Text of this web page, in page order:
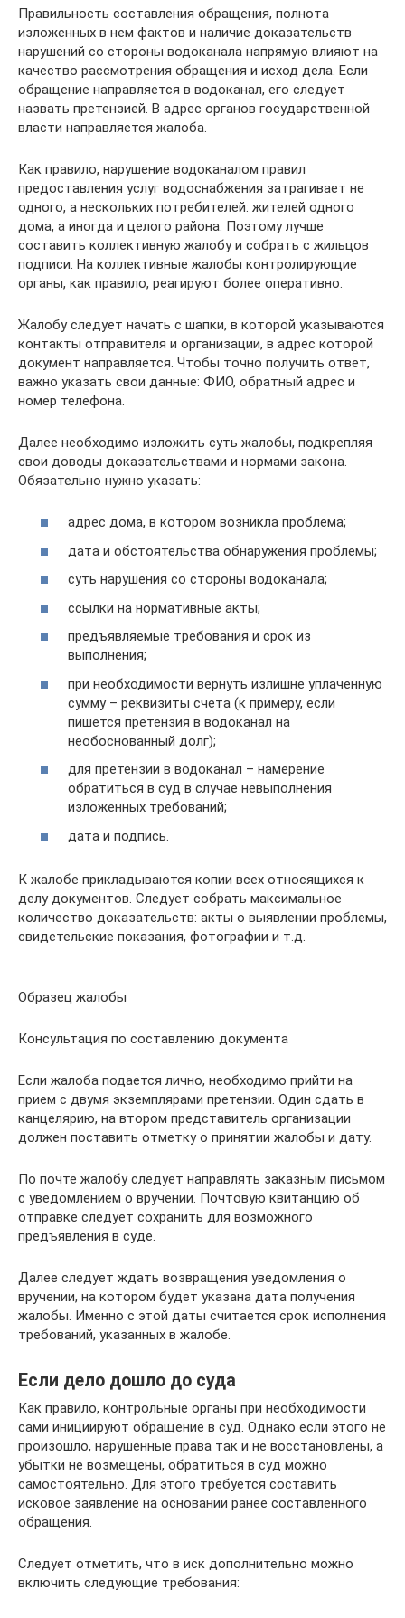
Правильность составления обращения, полнота
изложенных в нем фактов и наличие доказательств
нарушений со стороны водоканала напрямую влияют на
качество рассмотрения обращения и исход дела. Если
обращение направляется в водоканал, его следует
назвать претензией. В адрес органов государственной
власти направляется жалоба.
Как правило, нарушение водоканалом правил
предоставления услуг водоснабжения затрагивает не
одного, а нескольких потребителей: жителей одного
дома, а иногда и целого района. Поэтому лучше
составить коллективную жалобу и собрать с жильцов
подписи. На коллективные жалобы контролирующие
органы, как правило, реагируют более оперативно.
Жалобу следует начать с шапки, в которой указываются
контакты отправителя и организации, в адрес которой
документ направляется. Чтобы точно получить ответ,
важно указать свои данные: ФИО, обратный адрес и
номер телефона.
Далее необходимо изложить суть жалобы, подкрепляя
свои доводы доказательствами и нормами закона.
Обязательно нужно указать:
адрес дома, в котором возникла проблема;
дата и обстоятельства обнаружения проблемы;
суть нарушения со стороны водоканала;
ссылки на нормативные акты;
предъявляемые требования и срок из
выполнения;
при необходимости вернуть излишне уплаченную
сумму – реквизиты счета (к примеру, если
пишется претензия в водоканал на
необоснованный долг);
для претензии в водоканал – намерение
обратиться в суд в случае невыполнения
изложенных требований;
дата и подпись.
К жалобе прикладываются копии всех относящихся к
делу документов. Следует собрать максимальное
количество доказательств: акты о выявлении проблемы,
свидетельские показания, фотографии и т.д.
Образец жалобы
Консультация по составлению документа
Если жалоба подается лично, необходимо прийти на
прием с двумя экземплярами претензии. Один сдать в
канцелярию, на втором представитель организации
должен поставить отметку о принятии жалобы и дату.
По почте жалобу следует направлять заказным письмом
с уведомлением о вручении. Почтовую квитанцию об
отправке следует сохранить для возможного
предъявления в суде.
Далее следует ждать возвращения уведомления о
вручении, на котором будет указана дата получения
жалобы. Именно с этой даты считается срок исполнения
требований, указанных в жалобе.
Если дело дошло до суда
Как правило, контрольные органы при необходимости
сами инициируют обращение в суд. Однако если этого не
произошло, нарушенные права так и не восстановлены, а
убытки не возмещены, обратиться в суд можно
самостоятельно. Для этого требуется составить
исковое заявление на основании ранее составленного
обращения.
Следует отметить, что в иск дополнительно можно
включить следующие требования: